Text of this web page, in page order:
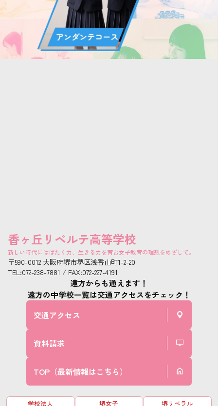
香ヶ丘リベルテ高等学校
新しい時代にはばたく力、生きる力を育む女子教育の理想をめざして。
〒590-0012 大阪府堺市堺区浅香山町1-2-20
TEL:072-238-7881 / FAX:072-227-4191
遠方からも通えます！
遠方の中学校一覧は交通アクセスをチェック！
交通アクセス
資料請求
TOP（最新情報はこちら）
学校法人 堺女子 堺リベラル